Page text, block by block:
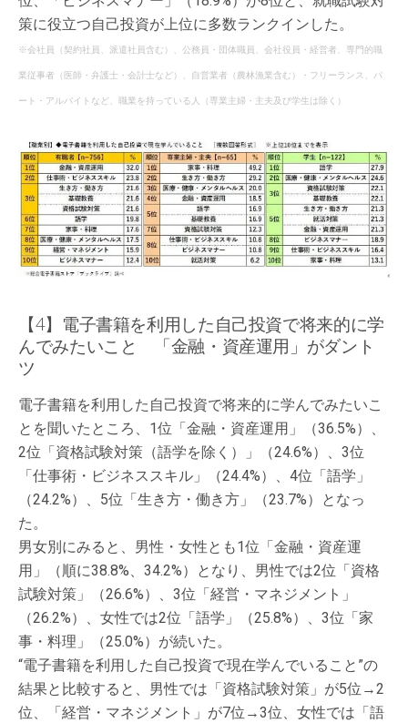
策に役立つ自己投資が上位に多数ランクインした。
※会社員（契約社員、派遣社員含む）、公務員・団体職員、会社役員・経営者、専門的職
業従事者（医師・弁護士・会計士など）、自営業者（農林漁業含む）・フリーランス、パ
ート・アルバイトなど、職業を持っている人（専業主婦・主夫及び学生は除く）
【4】電子書籍を利用した自己投資で将来的に学
んでみたいこと 「金融・資産運用」がダント
ツ
電子書籍を利用した自己投資で将来的に学んでみたいこ
とを聞いたところ、1位「金融・資産運用」（36.5%）、
2位「資格試験対策（語学を除く）」（24.6%）、3位
「仕事術・ビジネススキル」（24.4%）、4位「語学」
（24.2%）、5位「生き方・働き方」（23.7%）となっ
た。
男女別にみると、男性・女性とも1位「金融・資産運
用」（順に38.8%、34.2%）となり、男性では2位「資格
試験対策」（26.6%）、3位「経営・マネジメント」
（26.2%）、女性では2位「語学」（25.8%）、3位「家
事・料理」（25.0%）が続いた。
“電子書籍を利用した自己投資で現在学んでいること”の
結果と比較すると、男性では「資格試験対策」が5位→2
位、「経営・マネジメント」が7位→3位、女性では「語